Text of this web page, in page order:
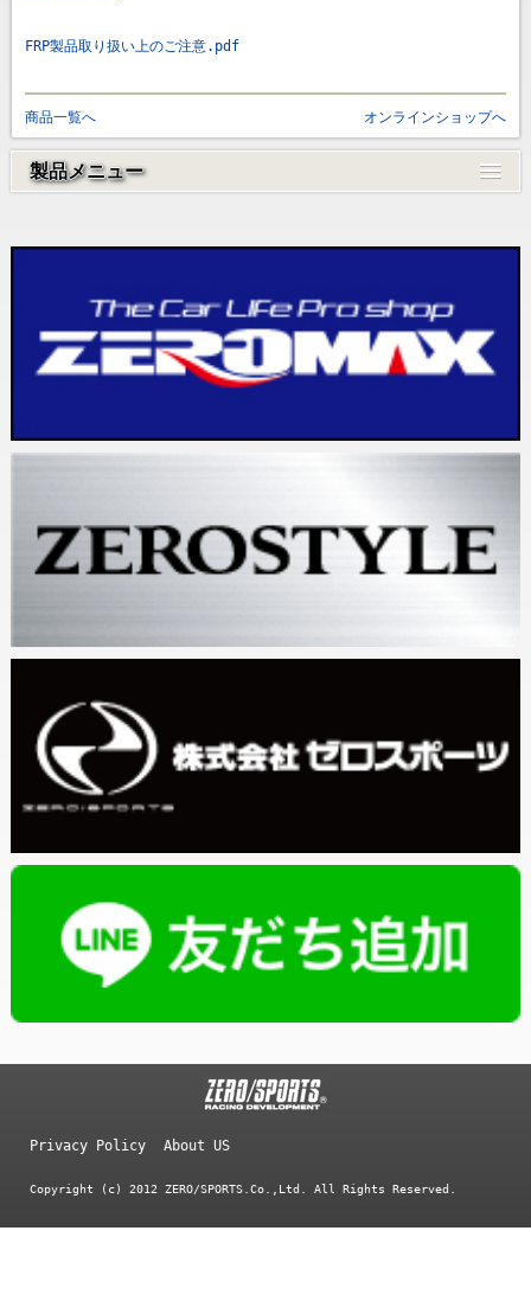
製品メニュー
FRP製品取り扱い上のご注意.pdf
商品一覧へ オンラインショップへ
Privacy Policy About US
Copyright (c) 2012 ZERO/SPORTS.Co.,Ltd. All Rights Reserved.